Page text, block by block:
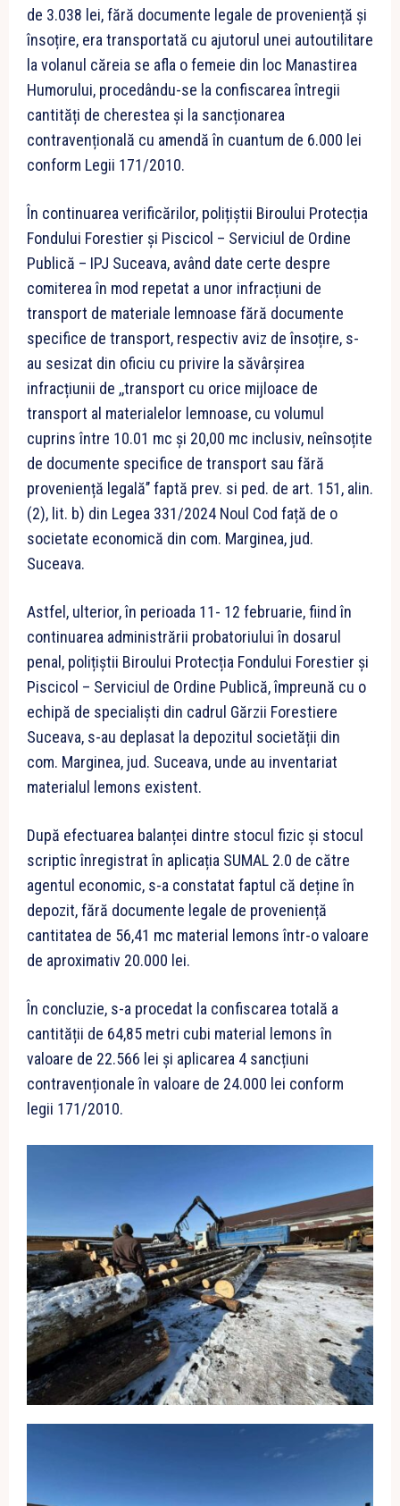
de 3.038 lei, fără documente legale de proveniență și
însoțire, era transportată cu ajutorul unei autoutilitare
la volanul căreia se afla o femeie din loc Manastirea
Humorului, procedându-se la confiscarea întregii
cantități de cherestea și la sancționarea
contravențională cu amendă în cuantum de 6.000 lei
conform Legii 171/2010.
În continuarea verificărilor, polițiștii Biroului Protecția
Fondului Forestier și Piscicol – Serviciul de Ordine
Publică – IPJ Suceava, având date certe despre
comiterea în mod repetat a unor infracțiuni de
transport de materiale lemnoase fără documente
specifice de transport, respectiv aviz de însoțire, s-
au sesizat din oficiu cu privire la săvârșirea
infracțiunii de ,,transport cu orice mijloace de
transport al materialelor lemnoase, cu volumul
cuprins între 10.01 mc și 20,00 mc inclusiv, neînsoțite
de documente specifice de transport sau fără
proveniență legală’’ faptă prev. si ped. de art. 151, alin.
(2), lit. b) din Legea 331/2024 Noul Cod față de o
societate economică din com. Marginea, jud.
Suceava.
Astfel, ulterior, în perioada 11- 12 februarie, fiind în
continuarea administrării probatoriului în dosarul
penal, polițiștii Biroului Protecția Fondului Forestier și
Piscicol – Serviciul de Ordine Publică, împreună cu o
echipă de specialiști din cadrul Gărzii Forestiere
Suceava, s-au deplasat la depozitul societății din
com. Marginea, jud. Suceava, unde au inventariat
materialul lemons existent.
După efectuarea balanței dintre stocul fizic și stocul
scriptic înregistrat în aplicația SUMAL 2.0 de către
agentul economic, s-a constatat faptul că deține în
depozit, fără documente legale de proveniență
cantitatea de 56,41 mc material lemons într-o valoare
de aproximativ 20.000 lei.
În concluzie, s-a procedat la confiscarea totală a
cantității de 64,85 metri cubi material lemons în
valoare de 22.566 lei și aplicarea 4 sancțiuni
contravenționale în valoare de 24.000 lei conform
legii 171/2010.